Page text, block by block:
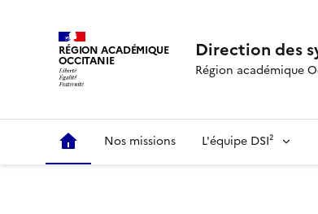
RÉGION ACADÉMIQUE
OCCITANIE Direction des
Région académique
Nos missions L'équipe DSI²